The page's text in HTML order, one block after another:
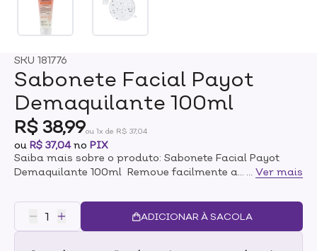
SKU 181776
Sabonete Facial Payot
Demaquilante 100ml
R$ 38,99ou 1x de R$ 37,04
ou R$ 37,04no PIX
Saiba mais sobre o produto: Sabonete Facial Payot
Demaquilante 100ml Remove facilmente a
remover maquiagem à prova d'água. Prático pode ser
usado durante o banho. A combinação dos ativos
promove uma sensação de pele macia. Para todos os
Ver mais
ADICIONAR À SACOLA